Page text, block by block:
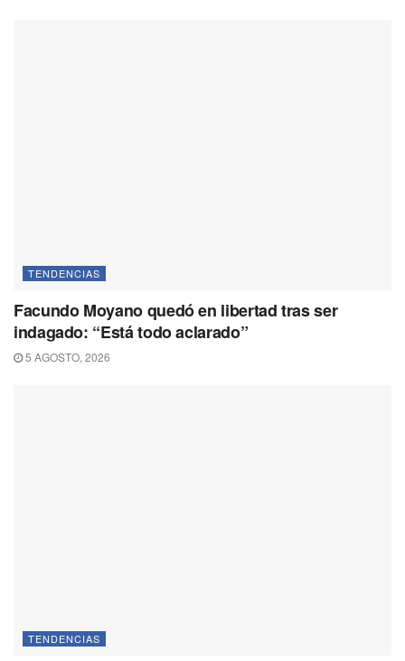
TENDENCIAS
Facundo Moyano quedó en libertad tras ser
indagado: “Está todo aclarado”
5 AGOSTO, 2026
TENDENCIAS